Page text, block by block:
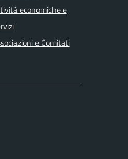
economiche e
e Comitati